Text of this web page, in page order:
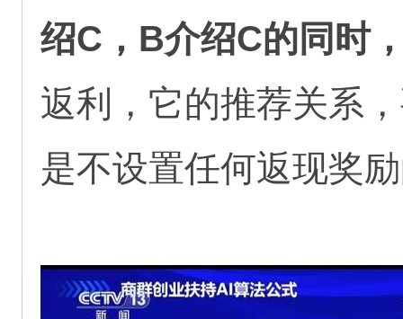
绍C，B介绍C的同时
返利，它的推荐关系
是不设置任何返现奖